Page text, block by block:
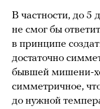
В частности, до 5
не смог бы
в принципе
достаточно
бывшей мишени-
симметричное,
до нужной